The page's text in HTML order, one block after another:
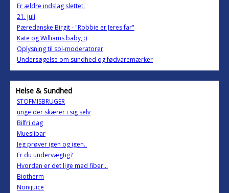
Er ældre indslag slettet.
21. juli
Pæredanske Birgit - "Robbie er Jeres far"
Kate og Williams baby, :)
Oplysning til sol-moderatorer
Undersøgelse om sundhed og fødvaremærker
Helse & Sundhed
STOFMISBRUGER
unge der skærer i sig selv
Bilfri dag
Mueslibar
Jeg prøver igen og igen..
Er du undervægtig?
Hvordan er det lige med fiber...
Biotherm
Nonijuice